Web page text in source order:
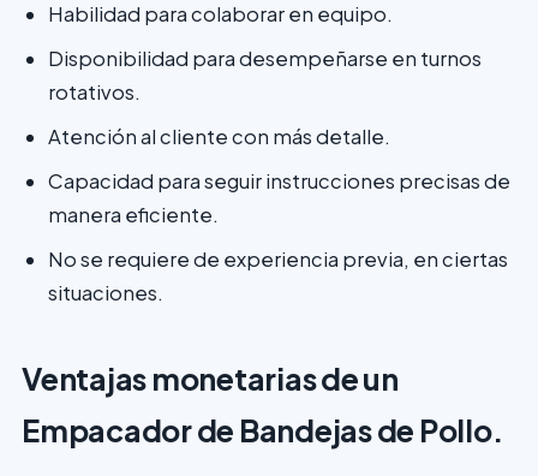
Habilidad para colaborar en equipo.
Disponibilidad para desempeñarse en turnos
rotativos.
Atención al cliente con más detalle.
Capacidad para seguir instrucciones precisas de
manera eficiente.
No se requiere de experiencia previa, en ciertas
situaciones.
Ventajas monetarias de un
Empacador de Bandejas de Pollo.